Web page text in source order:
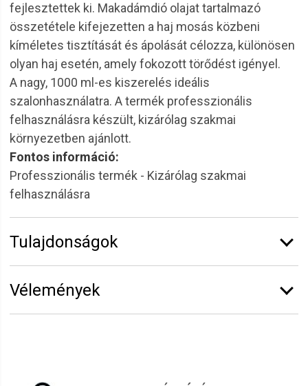
fejlesztettek ki. Makadámdió olajat tartalmazó
összetétele kifejezetten a haj mosás közbeni
kíméletes tisztítását és ápolását célozza, különösen
olyan haj esetén, amely fokozott törődést igényel.
A nagy, 1000 ml-es kiszerelés ideális
szalonhasználatra. A termék professzionális
felhasználásra készült, kizárólag szakmai
környezetben ajánlott.
Fontos információ:
Professzionális termék - Kizárólag szakmai
felhasználásra
Tulajdonságok
Kiszerelés:
Hajtípus:
Száraz és igénybevett hajra
Vélemények